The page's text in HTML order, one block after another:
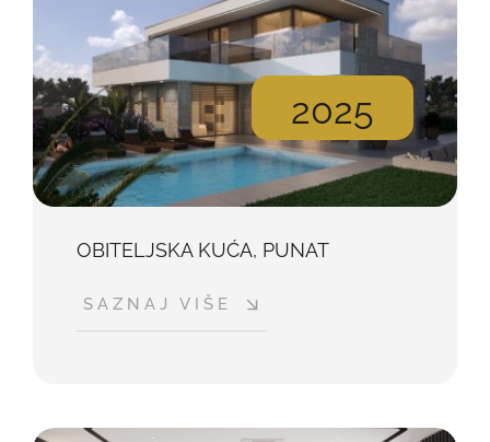
2025
OBITELJSKA KUĆA, PUNAT
SAZNAJ VIŠE